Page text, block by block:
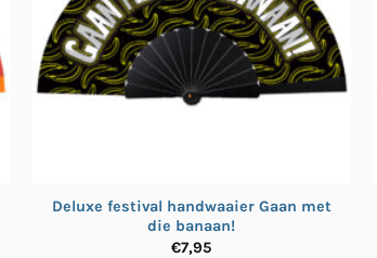
Deluxe festival handwaaier Gaan met
die banaan!
€7,95